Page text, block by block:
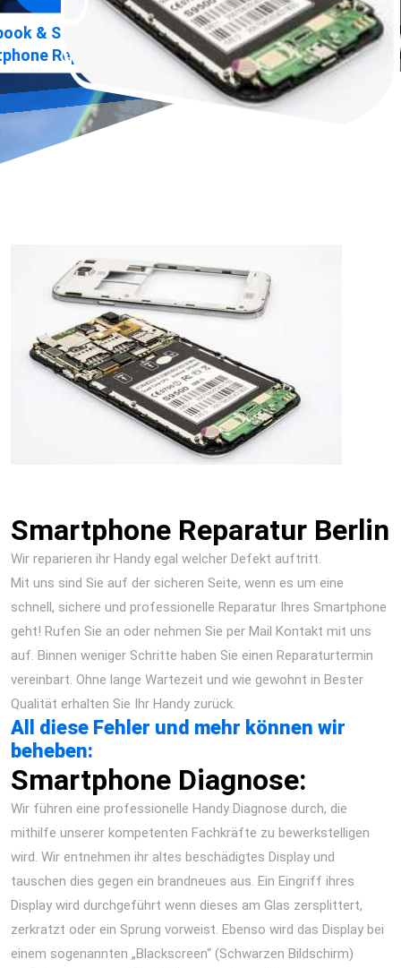
& Smartphone Praxis»
Reparatur Berlin
Smartphone Reparatur Berlin
Wir reparieren ihr Handy egal welcher Defekt auftritt.
Mit uns sind Sie auf der sicheren Seite, wenn es um eine
schnell, sichere und professionelle Reparatur Ihres Smartphone
geht! Rufen Sie an oder nehmen Sie per Mail Kontakt mit uns
auf. Binnen weniger Schritte haben Sie einen Reparaturtermin
vereinbart. Ohne lange Wartezeit und wie gewohnt in Bester
Qualität erhalten Sie Ihr Handy zurück.
All diese Fehler und mehr können wir
beheben:
Smartphone Diagnose:
Wir führen eine professionelle Handy Diagnose durch, die
mithilfe unserer kompetenten Fachkräfte zu bewerkstelligen
wird. Wir entnehmen ihr altes beschädigtes Display und
tauschen dies gegen ein brandneues aus. Ein Eingriff ihres
Display wird durchgeführt wenn dieses am Glas zersplittert,
zerkratzt oder ein Sprung vorweist. Ebenso wird das Display bei
einem sogenannten „Blackscreen“ (Schwarzen Bildschirm)